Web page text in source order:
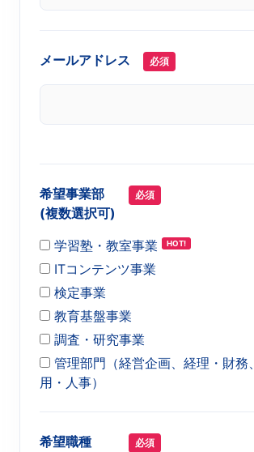
メールアドレス 必須
希望事業部
(複数選択可)
必須
学習塾・教室事業
ITコンテンツ事業
検定事業
教育基盤事業
調査・研究事業
管理部門（経営企画、経理・財務
用・人事）
希望職種
必須